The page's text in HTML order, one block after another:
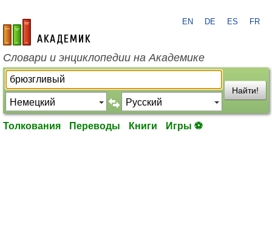
academic.ru
EN DE ES FR
Словари и энциклопедии на Академике
Найти!
Толкования Переводы Книги Игры ⚽